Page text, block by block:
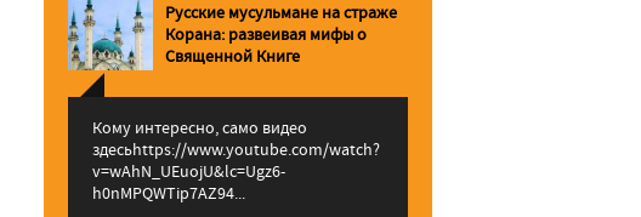
Русские мусульмане на страже
Корана: pазвеивая мифы о
Священной Книге
Кому интересно, само видео
здесьhttps://www.youtube.com/watch?
v=wAhN_UEuojU&lc=Ugz6-
h0nMPQWTip7AZ94...